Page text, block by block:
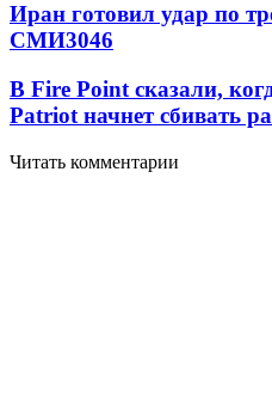
Иран готовил удар по
СМИ3046
В Fire Point сказали,
Patriot начнет сбивать
Читать комментарии